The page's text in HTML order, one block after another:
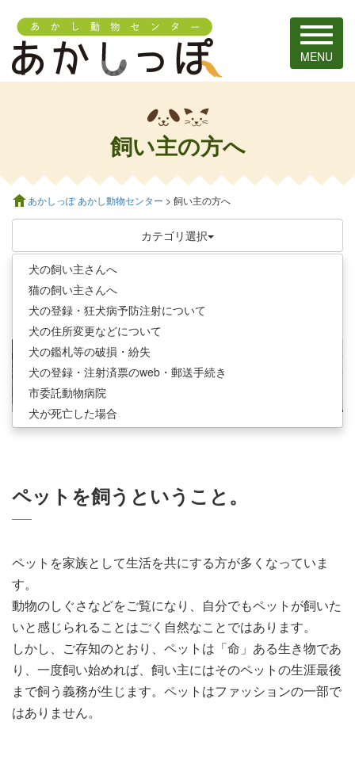
Toggle
MENU
飼い主の方へ
あかしっぽ あかし動物センター > 飼い主の方へ
カテゴリ選択
犬の飼い主さんへ
猫の飼い主さんへ
犬の登録・狂犬病予防注射について
犬の住所変更などについて
犬の鑑札等の破損・紛失
犬の登録・注射済票のweb・郵送手続き
市委託動物病院
犬が死亡した場合
ペットを飼う前に
ペットを飼うということ。
ペットを家族として生活を共にする方が多くなっていま
す。
動物のしぐさなどをご覧になり、自分でもペットが飼いた
いと感じられることはごく自然なことではあります。
しかし、ご存知のとおり、ペットは「命」ある生き物であ
り、一度飼い始めれば、飼い主にはそのペットの生涯最後
まで飼う義務が生じます。ペットはファッションの一部で
はありません。